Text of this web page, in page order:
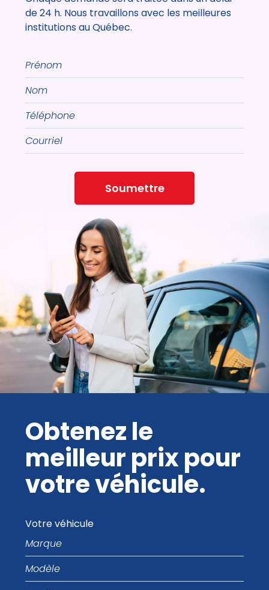
de 24 h. Nous travaillons avec les meilleures
institutions au Québec.
Prénom
Nom
Téléphone
Courriel
Soumettre
Obtenez le
meilleur prix pour
votre véhicule.
Votre véhicule
Marque
Modèle